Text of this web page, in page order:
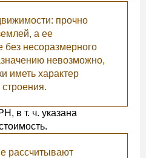
прочно
а ее
несоразмерного
невозможно,
иметь характер
строения.
в т. ч. указана
рассчитывают